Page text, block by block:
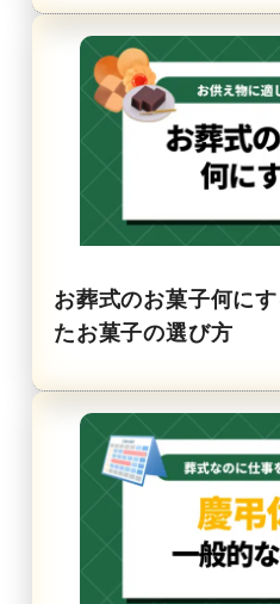
お葬式のお菓子何に
たお菓子の選び方